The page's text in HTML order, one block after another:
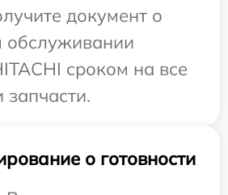
документ о
обслуживании
сроком на все
о готовности